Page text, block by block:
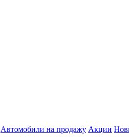
Автомобили на продажу Акции